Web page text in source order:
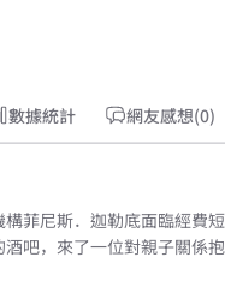
數據統計 網友感想(0)
構菲尼斯．迦勒底面臨經費
吧，來了一位對親子關係